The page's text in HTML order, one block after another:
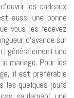
les cadeaux
aussi une bonne
vous les recevez
d’avance sur
généralement une
mariage. Pour les
il est préférable
les quelques jours